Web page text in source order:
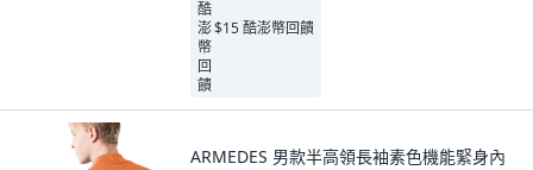
$15 酷澎幣回饋
ARMEDES 男款半高領長袖素色機能緊身內